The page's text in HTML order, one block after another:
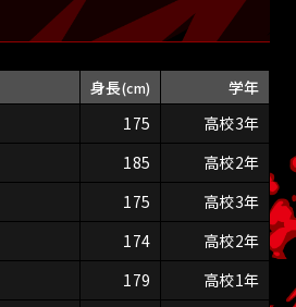
身長(cm)
学年
175
高校3年
185
高校2年
175
高校3年
174
高校2年
179
高校1年